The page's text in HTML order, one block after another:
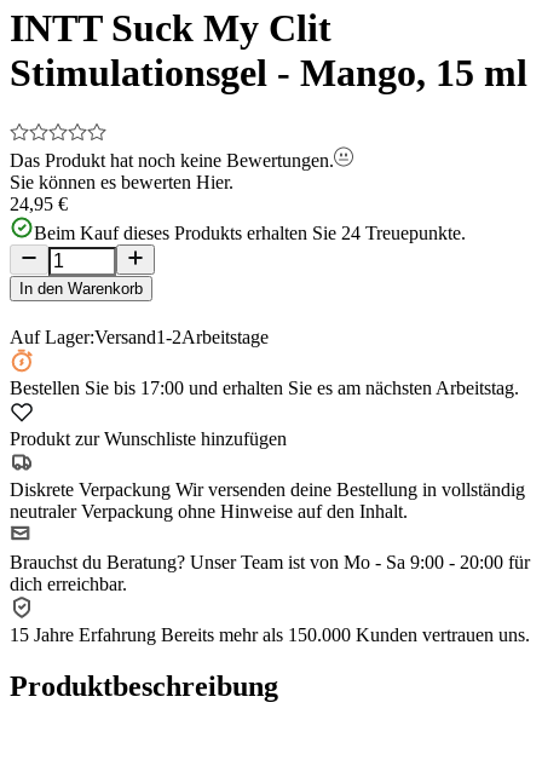
of
INTT Suck My Clit
Stimulationsgel - Mango, 15 ml
Das Produkt hat noch keine Bewertungen.
Sie können es bewerten Hier.
24,95 €
Beim Kauf dieses Produkts erhalten Sie 24 Treuepunkte.
In den Warenkorb
Auf Lager:Versand1-2Arbeitstage
Bestellen Sie bis 17:00 und erhalten Sie es am nächsten Arbeitstag.
Produkt zur Wunschliste hinzufügen
Diskrete Verpackung Wir versenden deine Bestellung in vollständig
neutraler Verpackung ohne Hinweise auf den Inhalt.
Brauchst du Beratung? Unser Team ist von Mo - Sa 9:00 - 20:00 für
dich erreichbar.
15 Jahre Erfahrung Bereits mehr als 150.000 Kunden vertrauen uns.
Produktbeschreibung